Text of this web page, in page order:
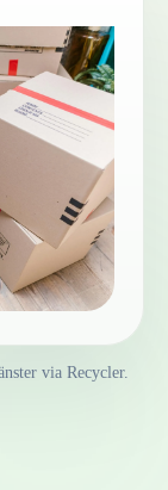
via Recycler.